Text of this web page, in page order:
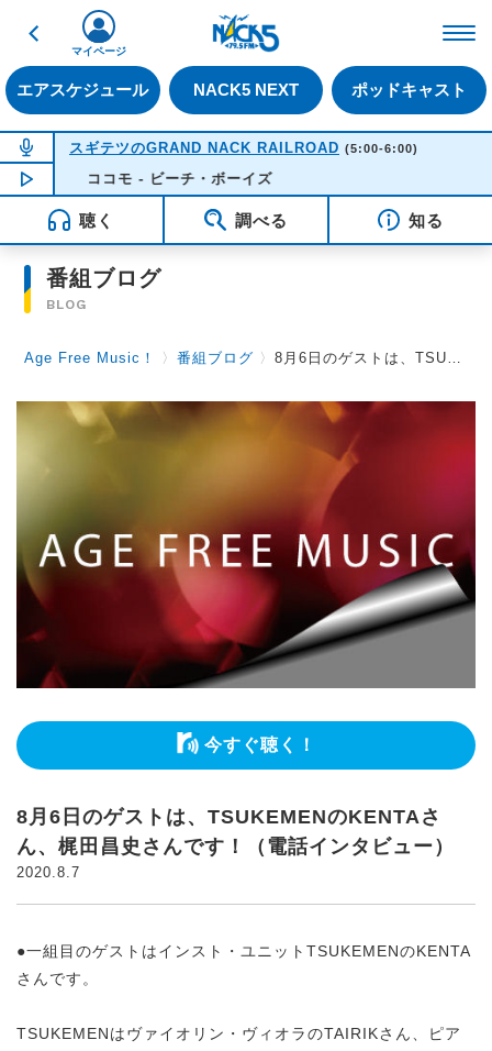
戻る
エアスケジュール NACK5 NEXT ポッドキャスト
マイページ
NOW ON AIR
スギテツのGRAND NACK RAILROAD (5:00-6:00)
NOW PLAYING05:01
ココモ - ビーチ・ボーイズ
聴く 調べる 知る
番組ブログ
BLOG
Age Free Music！ 〉番組ブログ 〉8月6日のゲストは、TSUKEMENのKENTAさん、梶田昌史さんです！（電話インタビュー）
今すぐ聴く！
8月6日のゲストは、TSUKEMENのKENTAさ
ん、梶田昌史さんです！（電話インタビュー）
2020.8.7
●一組目のゲストはインスト・ユニットTSUKEMENのKENTA
さんです。
TSUKEMENはヴァイオリン・ヴィオラのTAIRIKさん、ピア